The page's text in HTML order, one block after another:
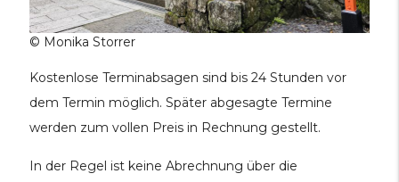
© Monika Storrer
Kostenlose Terminabsagen sind bis 24 Stunden vor
dem Termin möglich. Später abgesagte Termine
werden zum vollen Preis in Rechnung gestellt.
In der Regel ist keine Abrechnung über die